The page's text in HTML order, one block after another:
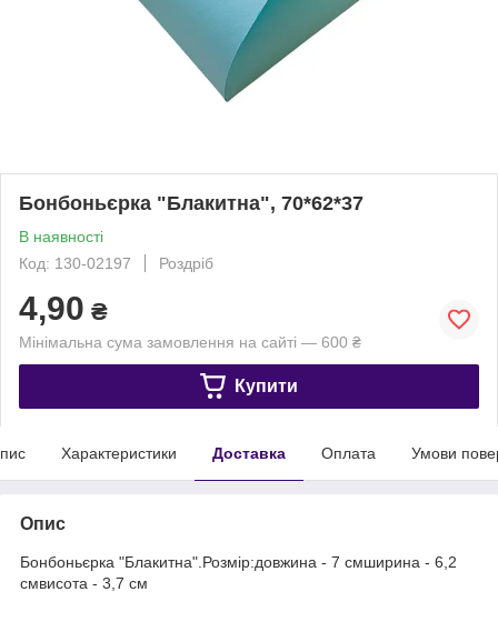
Бонбоньєрка "Блакитна", 70*62*37
В наявності
Код: 130-02197
Роздріб
4,90 ₴
Мінімальна сума замовлення на сайті — 600 ₴
Купити
Характеристики Доставка Оплата Умови
Опис
Бонбоньєрка "Блакитна".Розмір:довжина - 7 смширина - 6,2
смвисота - 3,7 см